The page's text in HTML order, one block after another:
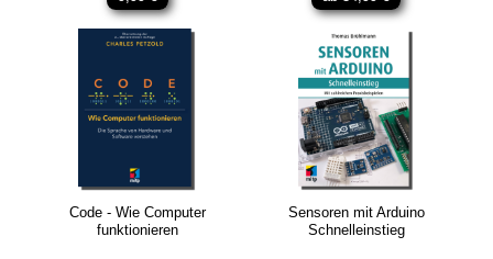
Code - Wie Computer
funktionieren
Sensoren mit Arduino
Schnelleinstieg